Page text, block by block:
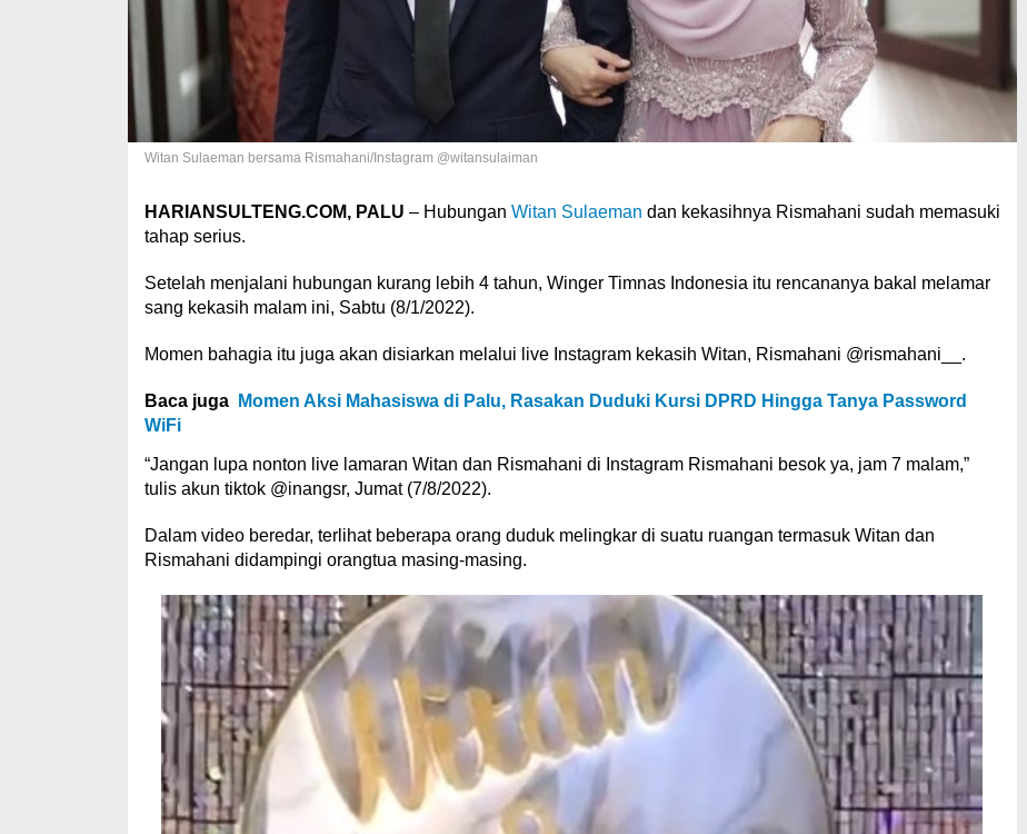
Witan Sulaeman bersama Rismahani/Instagram @witansulaiman
HARIANSULTENG.COM, PALU – Hubungan Witan Sulaeman dan kekasihnya Rismahani sudah memasuki
tahap serius.
Setelah menjalani hubungan kurang lebih 4 tahun, Winger Timnas Indonesia itu rencananya bakal melamar
sang kekasih malam ini, Sabtu (8/1/2022).
Momen bahagia itu juga akan disiarkan melalui live Instagram kekasih Witan, Rismahani @rismahani__.
Baca juga
Momen Aksi Mahasiswa di Palu, Rasakan Duduki Kursi DPRD Hingga Tanya Password
WiFi
“Jangan lupa nonton live lamaran Witan dan Rismahani di Instagram Rismahani besok ya, jam 7 malam,”
tulis akun tiktok @inangsr, Jumat (7/8/2022).
Dalam video beredar, terlihat beberapa orang duduk melingkar di suatu ruangan termasuk Witan dan
Rismahani didampingi orangtua masing-masing.